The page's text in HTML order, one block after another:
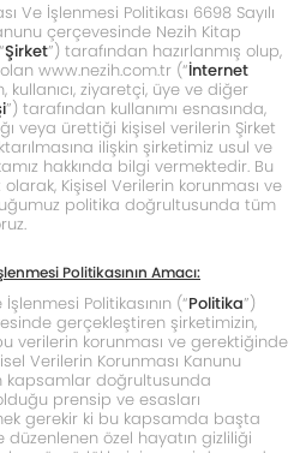
Ve İşlenmesi Politikası 6698 Sayılı
çerçevesinde Nezih Kitap
Şirket”) tarafından hazırlanmış olup,
www.nezih.com.tr (“İnternet
kullanıcı, ziyaretçi, üye ve diğer
”) tarafından kullanımı esnasında,
veya ürettiği kişisel verilerin Şirket
ilişkin şirketimiz usul ve
hakkında bilgi vermektedir. Bu
Kişisel Verilerin korunması ve
politika doğrultusunda tüm
Politikasının Amacı:
Politikasının (“Politika”)
gerçekleştiren şirketimizin,
verilerin korunması ve gerektiğinde
Verilerin Korunması Kanunu
kapsamlar doğrultusunda
prensip ve esasları
gerekir ki bu kapsamda başta
düzenlenen özel hayatın gizliliği